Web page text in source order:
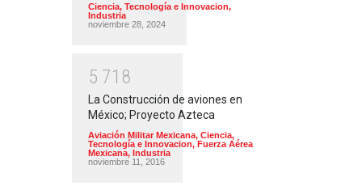
Ciencia, Tecnología e Innovacion,
Industria
noviembre 28, 2024
5 71 8
La Construcción de aviones en
México; Proyecto Azteca
Aviación Militar Mexicana, Ciencia,
Tecnología e Innovacion, Fuerza Aérea
Mexicana, Industria
noviembre 11, 2016